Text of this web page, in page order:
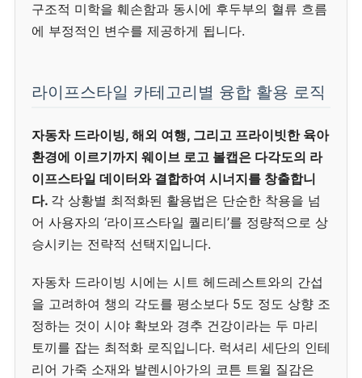
구조적 미학을 훼손함과 동시에 후두부의 혈류 흐름
에 부정적인 변수를 제공하게 됩니다.
라이프스타일 카테고리별 융합 활용 로직
자동차 드라이빙, 해외 여행, 그리고 프라이빗한 육아
환경에 이르기까지 웨이브 로고 볼캡은 다각도의 라
이프스타일 데이터와 결합하여 시너지를 창출합니
다. 각 상황별 최적화된 활용법은 단순한 착용을 넘
어 사용자의 ‘라이프스타일 퀄리티’를 정량적으로 상
승시키는 전략적 선택지입니다.
자동차 드라이빙 시에는 시트 헤드레스트와의 간섭
을 고려하여 챙의 각도를 평소보다 5도 정도 상향 조
정하는 것이 시야 확보와 경추 건강이라는 두 마리
토끼를 잡는 최적화 로직입니다. 럭셔리 세단의 인테
리어 가죽 소재와 발렌시아가의 코튼 트윌 질감은